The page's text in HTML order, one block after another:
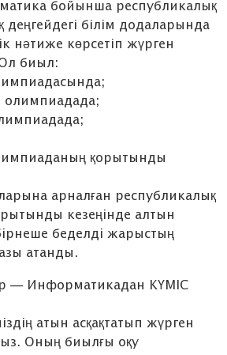
бойынша республикалық
білім додаларында
нәтиже көрсетіп жүрген
биыл:
олимпиадада;
қорытынды
арналған республикалық
кезеңінде алтын
беделді жарыстың
атанды.
— Информатикадан КҮМІС
атын асқақтатып жүрген
Оның биылғы оқу